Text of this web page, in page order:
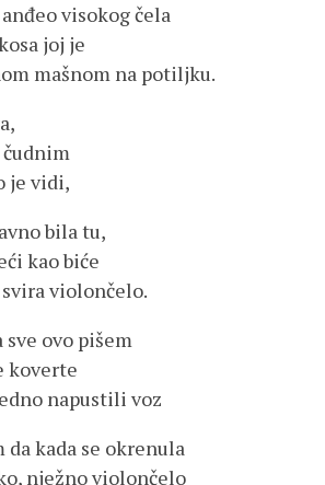
visokog čela
joj je
mašnom na potiljku.
je vidi,
bila tu,
kao biće
violončelo.
sve ovo pišem
koverte
napustili voz
da kada se okrenula
nježno violončelo